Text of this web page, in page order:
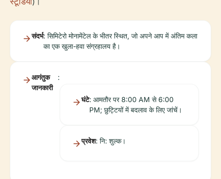
संदर्भ: सिमिटेरो मोनामेंटेल के भीतर स्थित, जो अपने आप में अंतिम कला
का एक खुला-हवा संग्रहालय है।
आगंतुक
जानकारी
:
घंटे: आमतौर पर 8:00 AM से 6:00
PM; छुट्टियों में बदलाव के लिए जांचें।
प्रवेश: नि: शुल्क।